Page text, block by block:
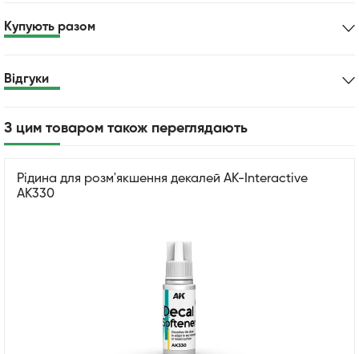
Купують разом
Відгуки
З цим товаром також переглядають
Рідина для розм'якшення декалей AK-Interactive
AK330